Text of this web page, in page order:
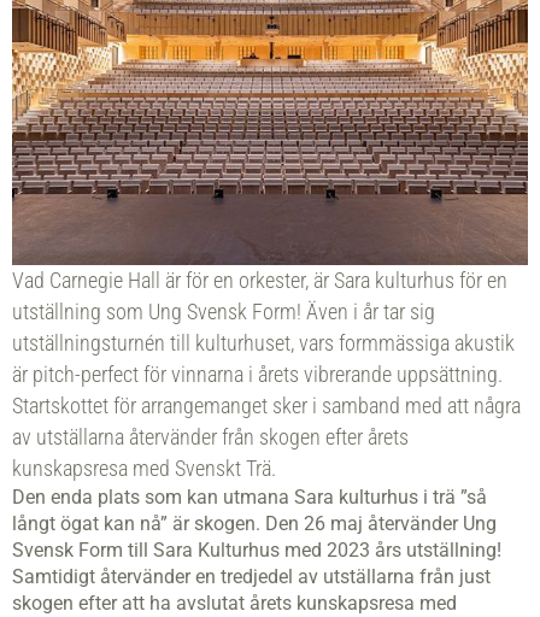
Vad Carnegie Hall är för en orkester, är Sara kulturhus för en
utställning som Ung Svensk Form! Även i år tar sig
utställningsturnén till kulturhuset, vars formmässiga akustik
är pitch-perfect för vinnarna i årets vibrerande uppsättning.
Startskottet för arrangemanget sker i samband med att några
av utställarna återvänder från skogen efter årets
kunskapsresa med Svenskt Trä.
Den enda plats som kan utmana Sara kulturhus i trä ”så
långt ögat kan nå” är skogen. Den 26 maj återvänder Ung
Svensk Form till Sara Kulturhus med 2023 års utställning!
Samtidigt återvänder en tredjedel av utställarna från just
skogen efter att ha avslutat årets kunskapsresa med